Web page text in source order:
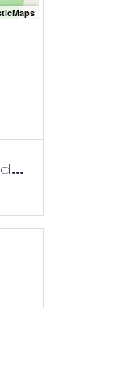
www.regiondentsdumidi.ch